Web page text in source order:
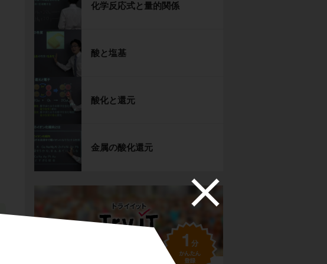
化学反応式と量的関係
酸と塩基
酸化と還元
金属の酸化還元